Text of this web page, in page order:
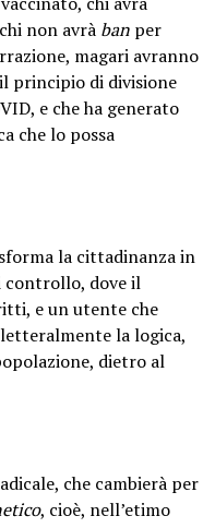
non avrà ban per
magari avranno
principio di divisione
e che ha generato
che lo possa
la cittadinanza in
controllo, dove il
e un utente che
letteralmente la logica,
dietro al
che cambierà per
, cioè, nell’etimo